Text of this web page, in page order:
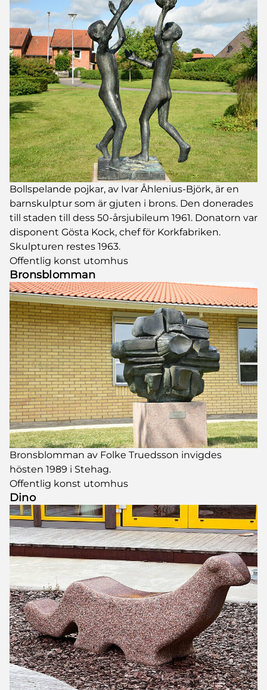
Bollspelande pojkar, av Ivar Åhlenius-Björk, är en
barnskulptur som är gjuten i brons. Den donerades
till staden till dess 50-årsjubileum 1961. Donatorn var
disponent Gösta Kock, chef för Korkfabriken.
Skulpturen restes 1963.
Offentlig konst utomhus
Bronsblomman
Bronsblomman av Folke Truedsson invigdes
hösten 1989 i Stehag.
Offentlig konst utomhus
Dino